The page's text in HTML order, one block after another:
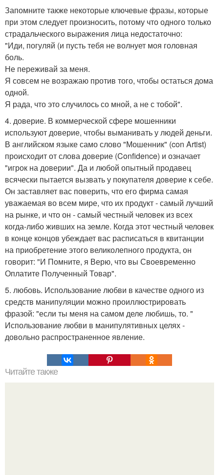
Запомните также некоторые ключевые фразы, которые
при этом следует произносить, потому что одного только
страдальческого выражения лица недостаточно:
"Иди, погуляй (и пусть тебя не волнует моя головная
боль.
Не переживай за меня.
Я совсем не возражаю против того, чтобы остаться дома
одной.
Я рада, что это случилось со мной, а не с тобой".
4. доверие. В коммерческой сфере мошенники
используют доверие, чтобы выманивать у людей деньги.
В английском языке само слово "Мошенник" (con Artist)
происходит от слова доверие (Confidence) и означает
"игрок на доверии". Да и любой опытный продавец
всячески пытается вызвать у покупателя доверие к себе.
Он заставляет вас поверить, что его фирма самая
уважаемая во всем мире, что их продукт - самый лучший
на рынке, и что он - самый честный человек из всех
когда-либо живших на земле. Когда этот честный человек
в конце концов убеждает вас расписаться в квитанции
на приобретение этого великолепного продукта, он
говорит: "И Помните, я Верю, что вы Своевременно
Оплатите Полученный Товар".
5. любовь. Использование любви в качестве одного из
средств манипуляции можно проиллюстрировать
фразой: "если ты меня на самом деле любишь, то. "
Использование любви в манипулятивных целях -
довольно распространенное явление.
Читайте также